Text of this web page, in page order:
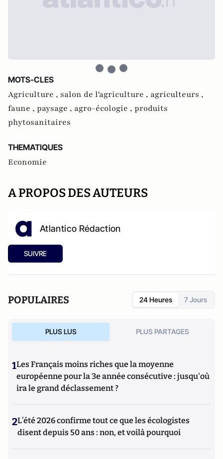
MOTS-CLES
Agriculture , salon de l'agriculture , agriculteurs ,
faune , paysage , agro-écologie , produits
phytosanitaires
THEMATIQUES
Economie
A PROPOS DES AUTEURS
Atlantico Rédaction
SUIVRE
POPULAIRES 24 Heures 7 Jours
PLUS LUS PLUS PARTAGES
1Les Français moins riches que la moyenne
européenne pour la 3e année consécutive : jusqu'où
ira le grand déclassement ?
2L’été 2026 confirme tout ce que les écologistes
disent depuis 50 ans : non, et voilà pourquoi